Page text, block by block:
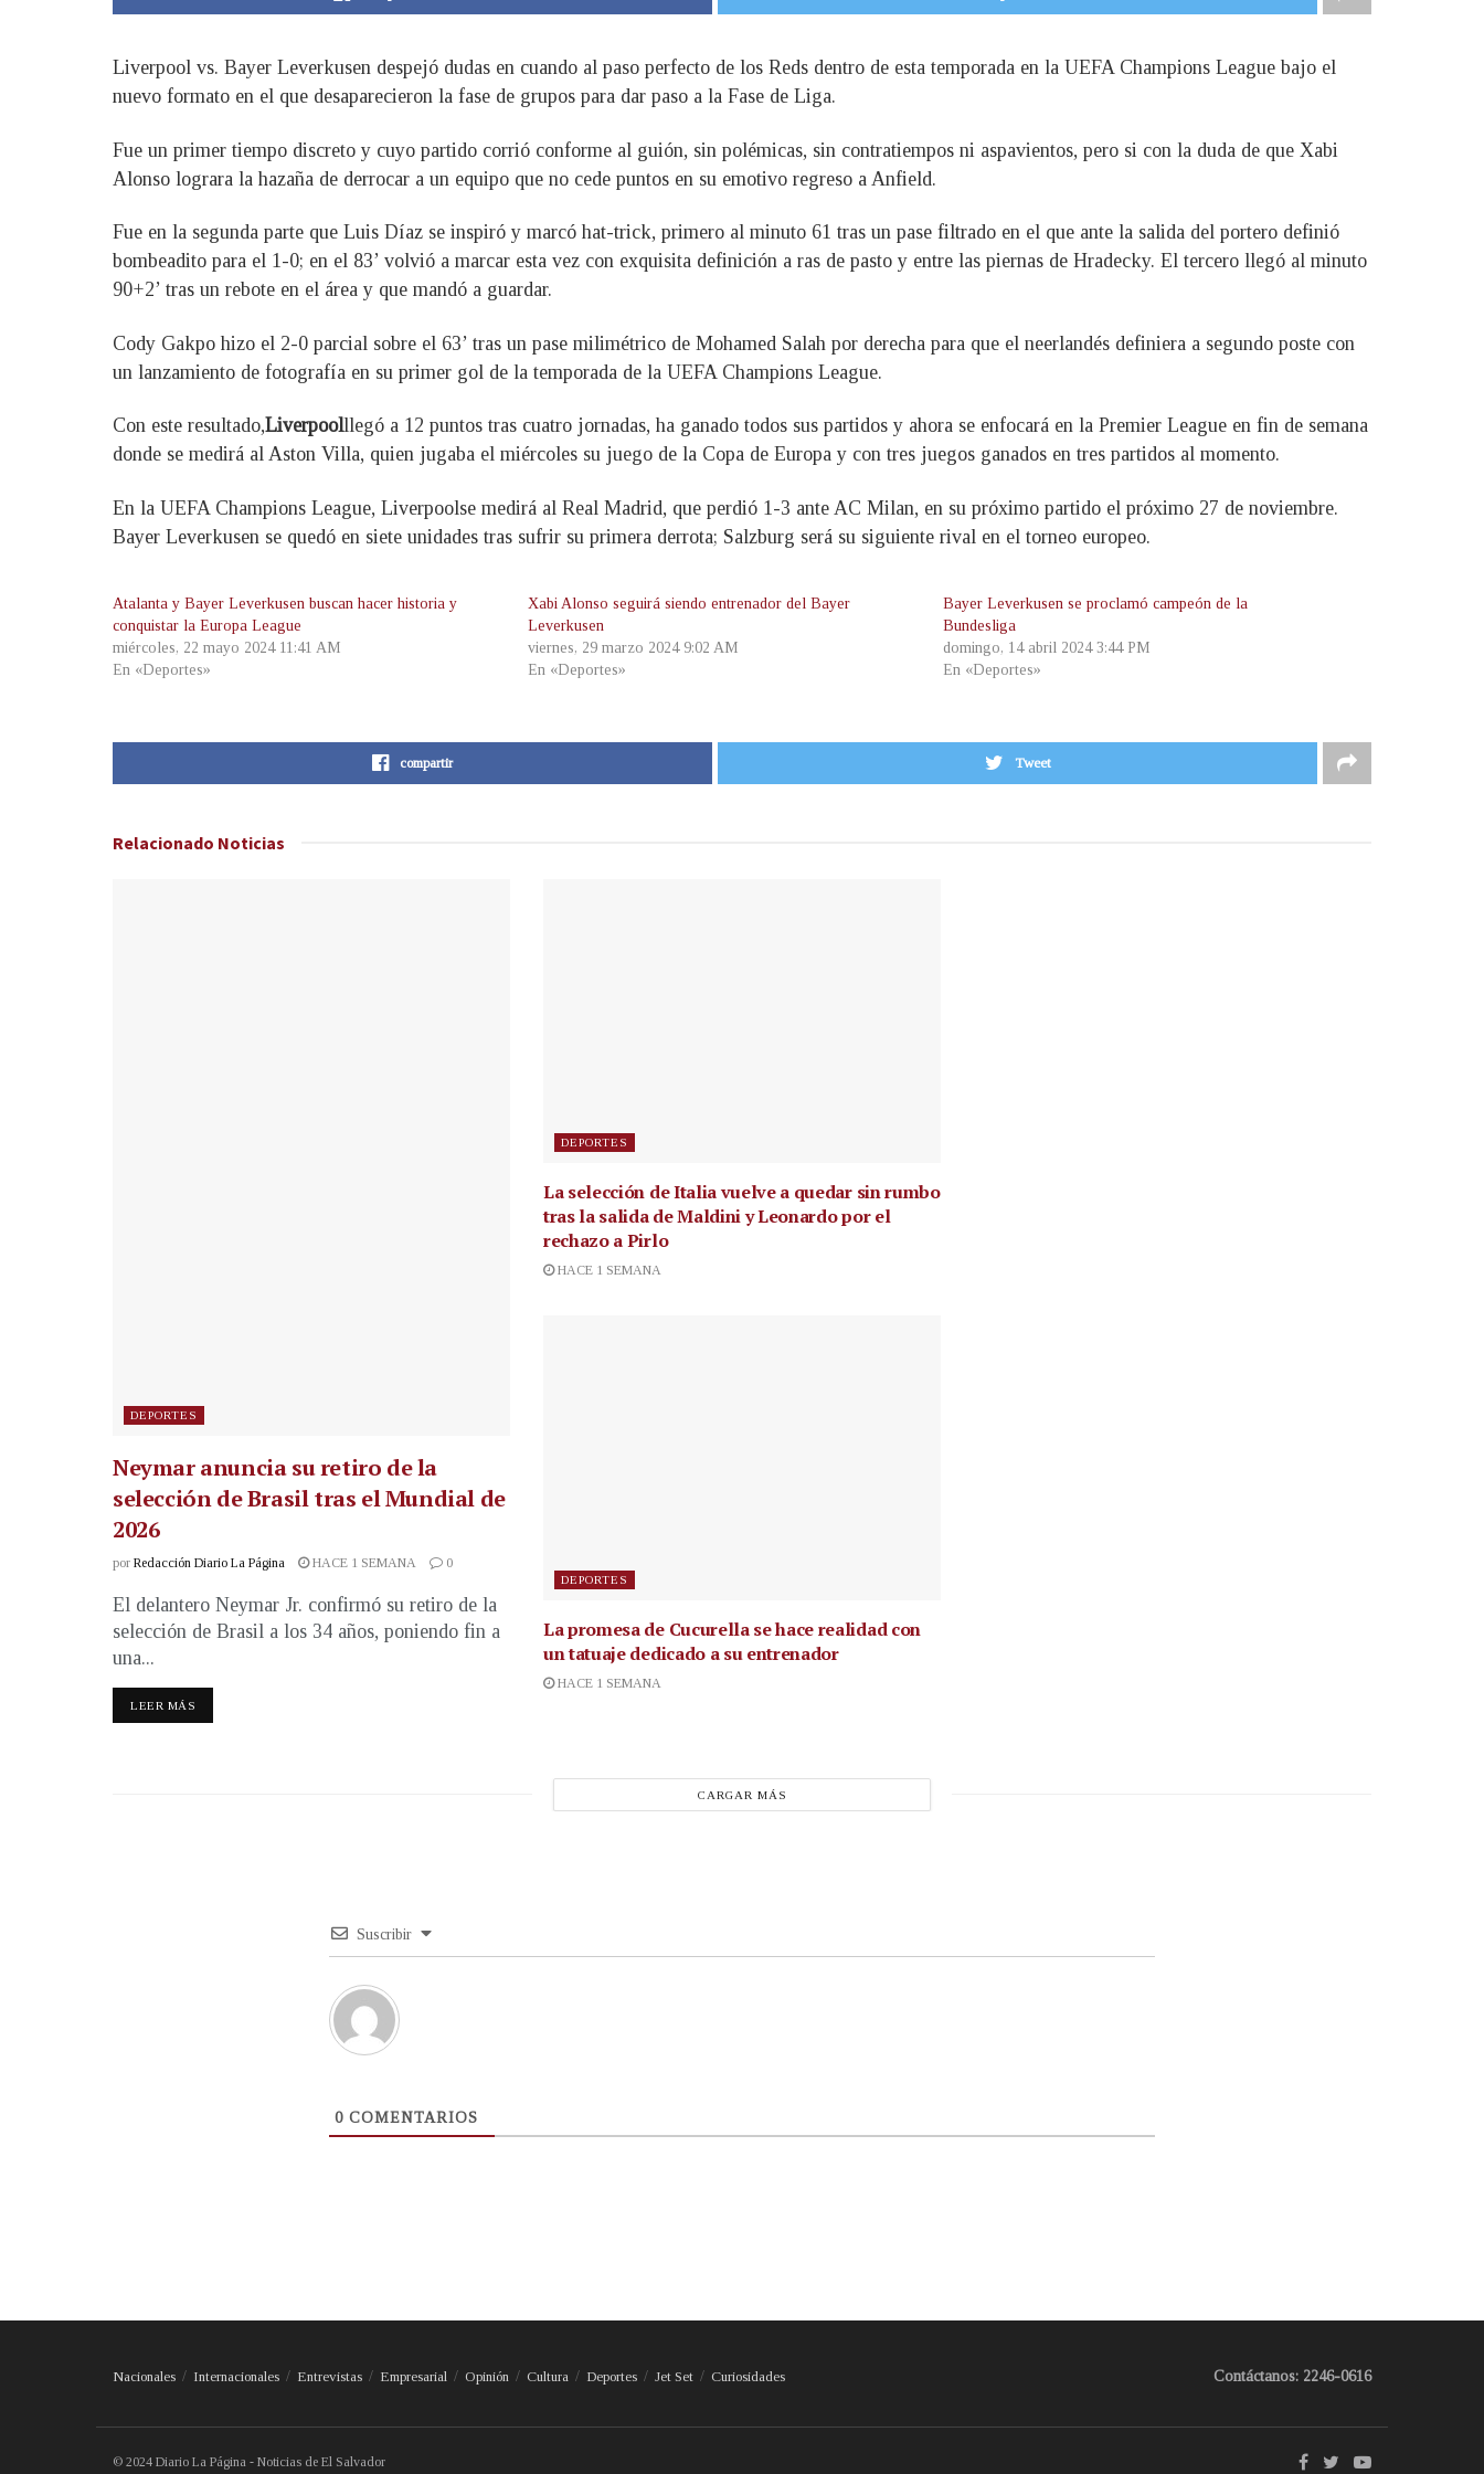
Liverpool vs. Bayer Leverkusen despejó dudas en cuando al paso perfecto de los Reds dentro de esta temporada en la UEFA Champions League bajo el
nuevo formato en el que desaparecieron la fase de grupos para dar paso a la Fase de Liga.
Fue un primer tiempo discreto y cuyo partido corrió conforme al guión, sin polémicas, sin contratiempos ni aspavientos, pero si con la duda de que Xabi
Alonso lograra la hazaña de derrocar a un equipo que no cede puntos en su emotivo regreso a Anfield.
Fue en la segunda parte que Luis Díaz se inspiró y marcó hat-trick, primero al minuto 61 tras un pase filtrado en el que ante la salida del portero definió
bombeadito para el 1-0; en el 83’ volvió a marcar esta vez con exquisita definición a ras de pasto y entre las piernas de Hradecky. El tercero llegó al minuto
90+2’ tras un rebote en el área y que mandó a guardar.
Cody Gakpo hizo el 2-0 parcial sobre el 63’ tras un pase milimétrico de Mohamed Salah por derecha para que el neerlandés definiera a segundo poste con
un lanzamiento de fotografía en su primer gol de la temporada de la UEFA Champions League.
Con este resultado,Liverpoolllegó a 12 puntos tras cuatro jornadas, ha ganado todos sus partidos y ahora se enfocará en la Premier League en fin de semana
donde se medirá al Aston Villa, quien jugaba el miércoles su juego de la Copa de Europa y con tres juegos ganados en tres partidos al momento.
En la UEFA Champions League, Liverpoolse medirá al Real Madrid, que perdió 1-3 ante AC Milan, en su próximo partido el próximo 27 de noviembre.
Bayer Leverkusen se quedó en siete unidades tras sufrir su primera derrota; Salzburg será su siguiente rival en el torneo europeo.
Atalanta y Bayer Leverkusen buscan hacer historia y
conquistar la Europa League
miércoles, 22 mayo 2024 11:41 AM
En «Deportes»
Xabi Alonso seguirá siendo entrenador del Bayer
Leverkusen
viernes, 29 marzo 2024 9:02 AM
En «Deportes»
Bayer Leverkusen se proclamó campeón de la
Bundesliga
domingo, 14 abril 2024 3:44 PM
En «Deportes»
compartir Tweet
Relacionado Noticias
DEPORTES
Neymar anuncia su retiro de la
selección de Brasil tras el Mundial de
2026
por Redacción Diario La Página HACE 1 SEMANA 0
El delantero Neymar Jr. confirmó su retiro de la
selección de Brasil a los 34 años, poniendo fin a
una...
LEER MÁS
DEPORTES
La selección de Italia vuelve a quedar sin rumbo
tras la salida de Maldini y Leonardo por el
rechazo a Pirlo
HACE 1 SEMANA
DEPORTES
La promesa de Cucurella se hace realidad con
un tatuaje dedicado a su entrenador
HACE 1 SEMANA
CARGAR MÁS
Suscribir
0 COMENTARIOS
Nacionales Internacionales Entrevistas Empresarial Opinión Cultura Deportes Jet Set Curiosidades Contáctanos: 2246-0616
© 2024 Diario La Página - Noticias de El Salvador